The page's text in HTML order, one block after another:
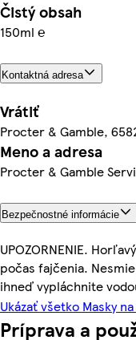
Čistý obsah
150ml ℮
Kontaktná adresa
Vrátiť
Procter & Gamble,
Meno a adresa
Procter & Gamble
Bezpečnostné informácie
UPOZORNENIE.
počas fajčenia.
ihneď vypláchnite
Ukázať všetko Masky
Príprava a